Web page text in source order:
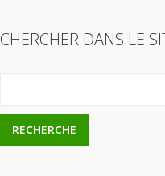
CHERCHER DANS LE